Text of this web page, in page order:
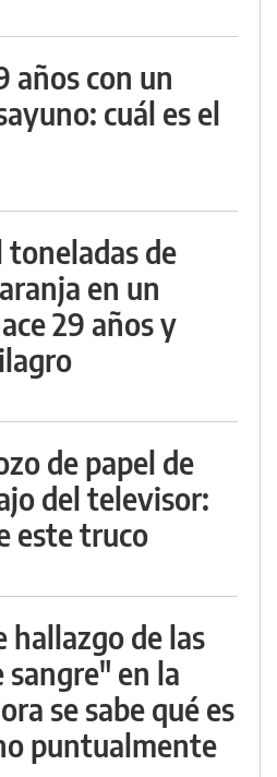
años con un
cuál es el
toneladas de
en un
29 años y
de papel de
del televisor:
este truco
hallazgo de las
sangre" en la
se sabe qué es
puntualmente